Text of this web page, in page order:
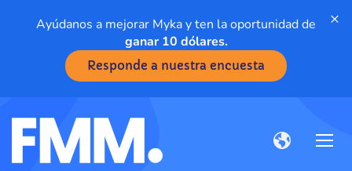
Ayúdanos a mejorar Myka y ten la oportunidad de
ganar 10 dólares.
Responde a nuestra encuesta
×